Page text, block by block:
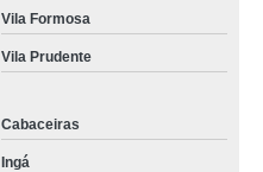
Vila Formosa
Vila Prudente
Cabaceiras
Ingá